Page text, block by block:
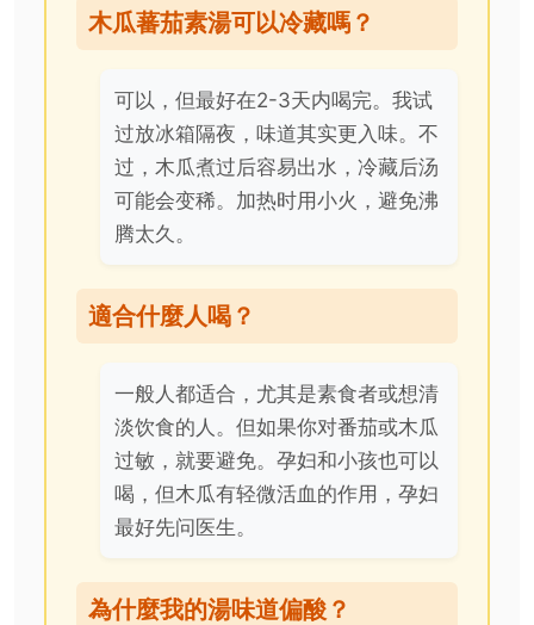
木瓜蕃茄素湯可以冷藏嗎？
可以，但最好在2-3天内喝完。我试
过放冰箱隔夜，味道其实更入味。不
过，木瓜煮过后容易出水，冷藏后汤
可能会变稀。加热时用小火，避免沸
腾太久。
適合什麼人喝？
一般人都适合，尤其是素食者或想清
淡饮食的人。但如果你对番茄或木瓜
过敏，就要避免。孕妇和小孩也可以
喝，但木瓜有轻微活血的作用，孕妇
最好先问医生。
為什麼我的湯味道偏酸？